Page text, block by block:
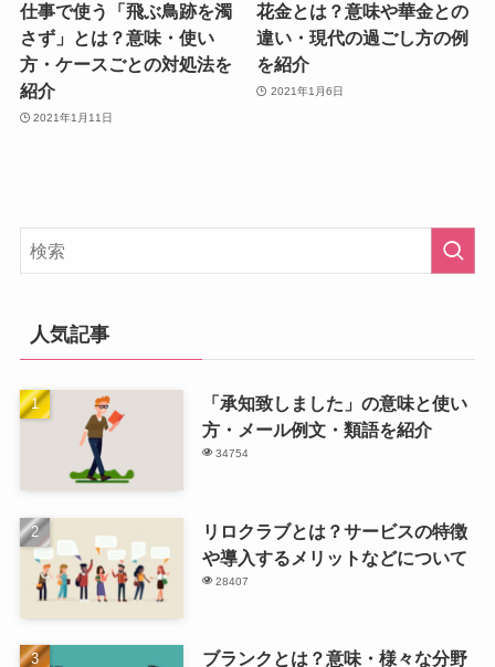
仕事で使う「飛ぶ鳥跡を濁
さず」とは？意味・使い
方・ケースごとの対処法を
紹介
2021年1月11日
花金とは？意味や華金との
違い・現代の過ごし方の例
を紹介
2021年1月6日
人気記事
「承知致しました」の意味と使い
方・メール例文・類語を紹介
34754
リロクラブとは？サービスの特徴
や導入するメリットなどについて
28407
ブランクとは？意味・様々な分野